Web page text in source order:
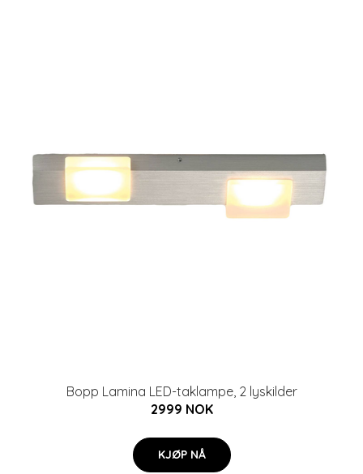
Bopp Lamina LED-taklampe, 2 lyskilder
2999 NOK
KJØP NÅ